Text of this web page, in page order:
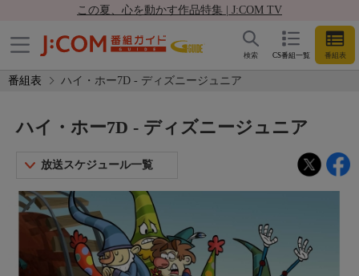
この夏、心を動かす作品特集 | J:COM TV
CS番組一覧 番組表
検索
番組表 ハイ・ホー7D - ディズニージュニア
ハイ・ホー7D - ディズニージュニア
放送スケジュール一覧